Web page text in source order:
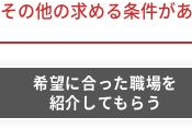
その他の求める条件が
希望に合った職場を
紹介してもらう